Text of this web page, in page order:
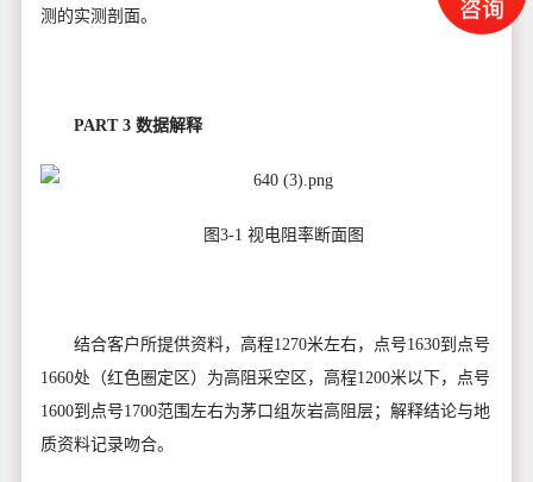
测的实测剖面。
PART 3 数据解释
图3-1 视电阻率断面图
结合客户所提供资料，高程1270米左右，点号1630到点号
1660处（红色圈定区）为高阻采空区，高程1200米以下，点号
1600到点号1700范围左右为茅口组灰岩高阻层；解释结论与地
质资料记录吻合。